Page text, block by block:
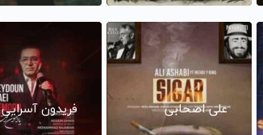
علی اصحابی فریدون آسرایی